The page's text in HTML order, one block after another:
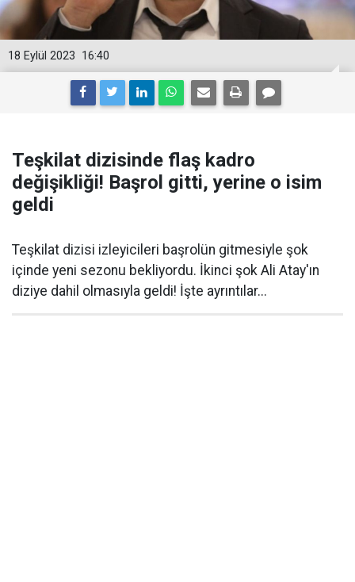
16:40
18 Eylül 2023
Teşkilat dizisinde flaş kadro
değişikliği! Başrol gitti, yerine o isim
geldi
Teşkilat dizisi izleyicileri başrolün gitmesiyle şok
içinde yeni sezonu bekliyordu. İkinci şok Ali Atay'ın
diziye dahil olmasıyla geldi! İşte ayrıntılar...